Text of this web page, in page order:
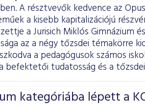
A résztvevők kedvence az
a kisebb kapitalizációjú
a Jurisich Miklós Gimnázium
az a négy tőzsdei témakörre
a pedagógusok számos
befektetői tudatosság és a
kategóriába lépett a